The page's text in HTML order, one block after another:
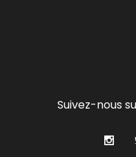
Suivez-nous